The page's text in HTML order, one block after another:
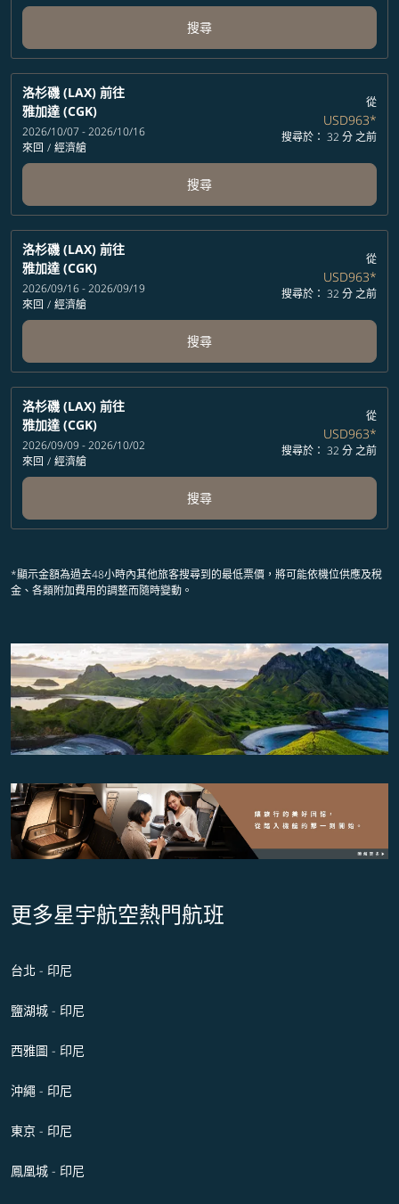
搜尋
洛杉磯 (LAX) 前往
雅加達 (CGK)
2026/10/07 - 2026/10/16
來回 / 經濟艙
從
USD963*
搜尋於： 32 分 之前
搜尋
洛杉磯 (LAX) 前往
雅加達 (CGK)
2026/09/16 - 2026/09/19
來回 / 經濟艙
從
USD963*
搜尋於： 32 分 之前
搜尋
洛杉磯 (LAX) 前往
雅加達 (CGK)
2026/09/09 - 2026/10/02
來回 / 經濟艙
從
USD963*
搜尋於： 32 分 之前
搜尋
*顯示金額為過去48小時內其他旅客搜尋到的最低票價，將可能依機位供應及稅
金、各類附加費用的調整而隨時變動。
更多星宇航空熱門航班
台北 - 印尼
鹽湖城 - 印尼
西雅圖 - 印尼
沖繩 - 印尼
東京 - 印尼
鳳凰城 - 印尼